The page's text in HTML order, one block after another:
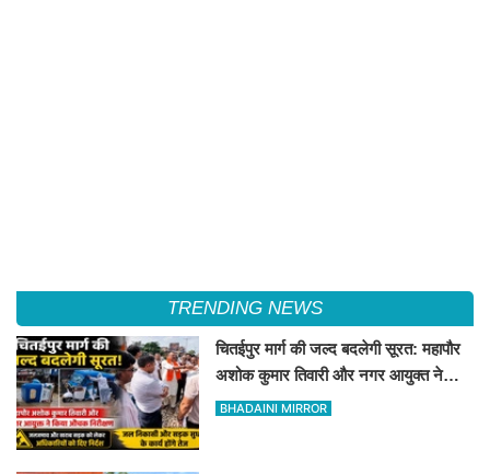
TRENDING NEWS
चितईपुर मार्ग की जल्द बदलेगी सूरत: महापौर
अशोक कुमार तिवारी और नगर आयुक्त ने
किया औचक निरीक्षण
BHADAINI MIRROR